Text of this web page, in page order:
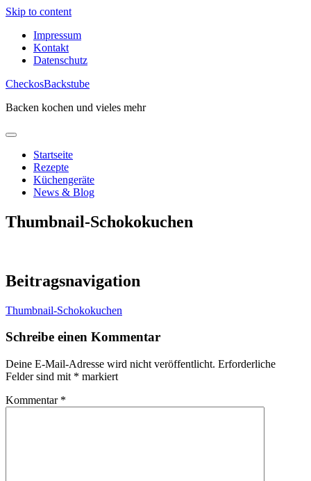
Skip to content
Impressum
Kontakt
Datenschutz
CheckosBackstube
Backen kochen und vieles mehr
Startseite
Rezepte
Küchengeräte
News & Blog
Thumbnail-Schokokuchen
Beitragsnavigation
Thumbnail-Schokokuchen
Schreibe einen Kommentar
Deine E-Mail-Adresse wird nicht veröffentlicht. Erforderliche
Felder sind mit * markiert
Kommentar *